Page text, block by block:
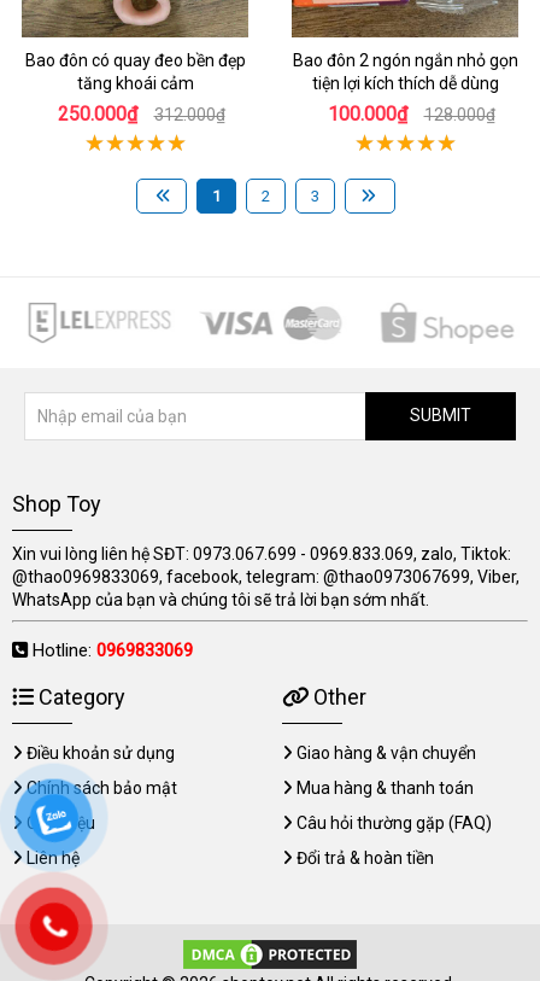
Bao đôn có quay đeo bền đẹp
tăng khoái cảm
250.000₫ 312.000₫
Bao đôn 2 ngón ngắn nhỏ gọn
tiện lợi kích thích dễ dùng
100.000₫ 128.000₫
1 2 3
SUBMIT
Shop Toy
Xin vui lòng liên hệ SĐT: 0973.067.699 - 0969.833.069, zalo, Tiktok:
@thao0969833069, facebook, telegram: @thao0973067699, Viber,
WhatsApp của bạn và chúng tôi sẽ trả lời bạn sớm nhất.
Hotline: 0969833069
Category
Điều khoản sử dụng
Chính sách bảo mật
Giới thiệu
Liên hệ
Other
Giao hàng & vận chuyển
Mua hàng & thanh toán
Câu hỏi thường gặp (FAQ)
Đổi trả & hoàn tiền